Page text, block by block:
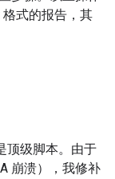
格式的报告，其
顶级脚本。由于
崩溃），我修补